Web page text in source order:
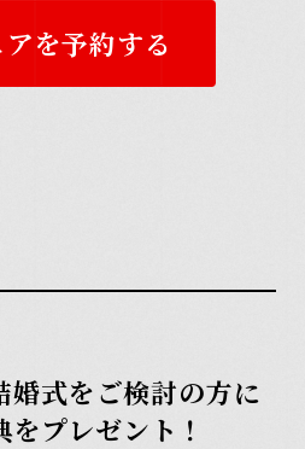
アを予約する
式をご検討の方に
プレゼント！